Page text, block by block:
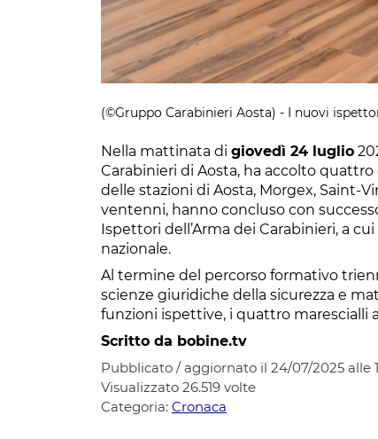
(©Gruppo Carabinieri Aosta) - I nuovi
Nella mattinata di giovedì 24 luglio
Carabinieri di Aosta, ha accolto
delle stazioni di Aosta, Morgex, Saint-
ventenni, hanno concluso con
Ispettori dell’Arma dei Carabinieri, a
nazionale.
Al termine del percorso formativo
scienze giuridiche della sicurezza e
funzioni ispettive, i quattro marescialli
Scritto da bobine.tv
Pubblicato / aggiornato il 24/07/2025 alle
Visualizzato 26.519 volte
Categoria: Cronaca